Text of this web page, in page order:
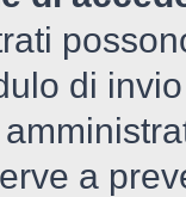
di
a